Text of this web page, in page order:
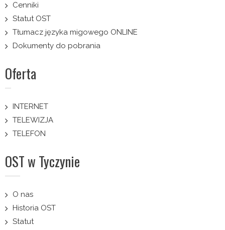
Cenniki
Statut OST
Tłumacz języka migowego ONLINE
Dokumenty do pobrania
Oferta
INTERNET
TELEWIZJA
TELEFON
OST w Tyczynie
O nas
Historia OST
Statut